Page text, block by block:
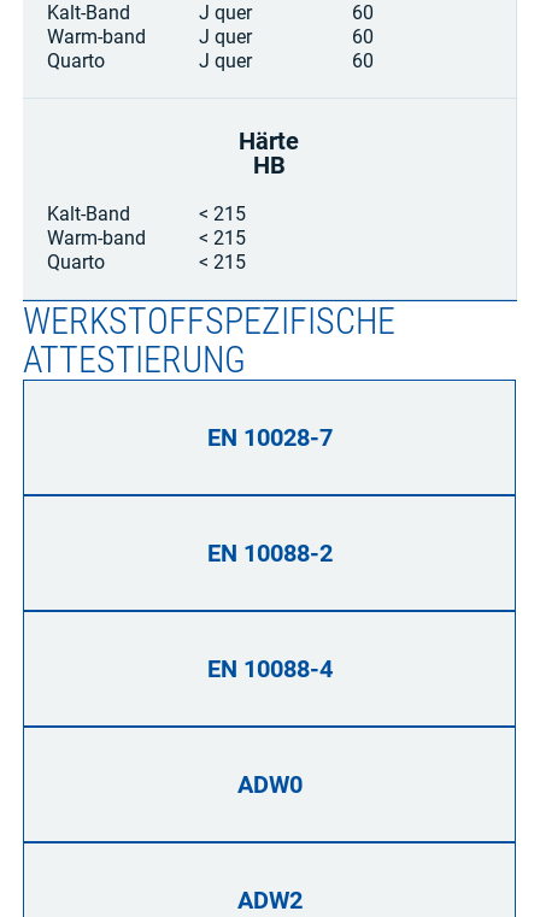
Kalt-Band
Warm-band
Quarto
J quer
J quer
J quer
60
60
60
Kalt-Band
Warm-band
Quarto
Härte
HB
< 215
< 215
< 215
WERKSTOFFSPEZIFISCHE
ATTESTIERUNG
EN 10028-7
EN 10088-2
EN 10088-4
ADW0
ADW2